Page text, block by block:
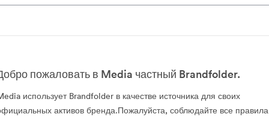
пожаловать в Media частный Brandfolder.
использует Brandfolder в качестве источника для своих
активов бренда.Пожалуйста, соблюдайте все правила